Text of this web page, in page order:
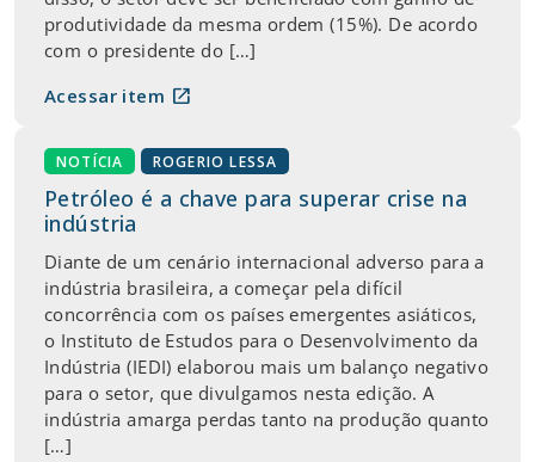
produtividade da mesma ordem (15%). De acordo
com o presidente do […]
Acessar item open_in_new
NOTÍCIA ROGERIO LESSA
Petróleo é a chave para superar crise na
indústria
Diante de um cenário internacional adverso para a
indústria brasileira, a começar pela difícil
concorrência com os países emergentes asiáticos,
o Instituto de Estudos para o Desenvolvimento da
Indústria (IEDI) elaborou mais um balanço negativo
para o setor, que divulgamos nesta edição. A
indústria amarga perdas tanto na produção quanto
[…]